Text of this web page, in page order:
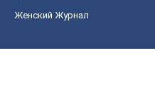
Женский Журнал